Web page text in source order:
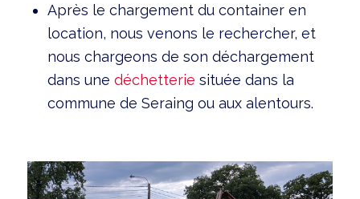
Après le chargement du container en
location, nous venons le rechercher, et
nous chargeons de son déchargement
dans une déchetterie située dans la
commune de Seraing ou aux alentours.